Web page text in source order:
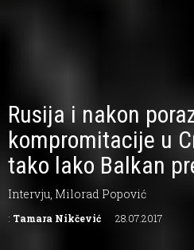
Rusija i nakon
kompromitacije u
tako lako Balkan
Intervju, Milorad Popović
: Tamara Nikčević 28.07.2017